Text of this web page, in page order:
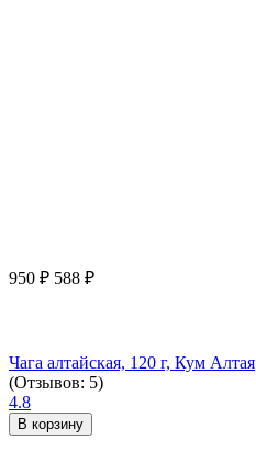
950 ₽ 588 ₽
Чага алтайская, 120 г, Кум Алтая
(Отзывов: 5)
4.8
В корзину